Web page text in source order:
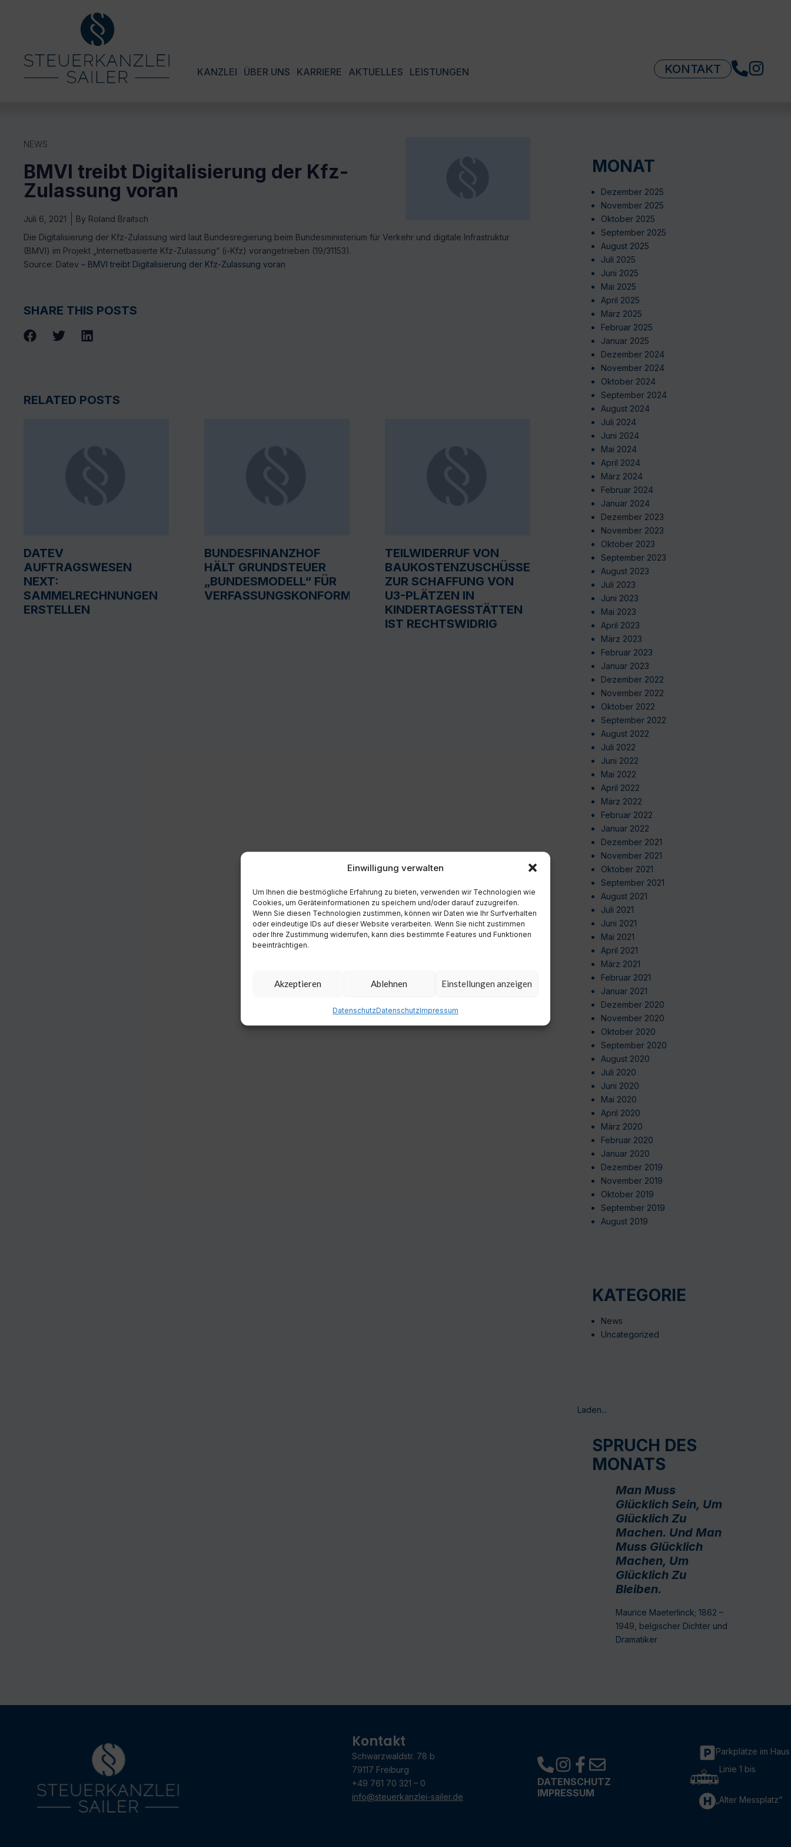
Einwilligung verwalten
Um Ihnen die bestmögliche Erfahrung zu bieten, verwenden wir Technologien wie
Cookies, um Geräteinformationen zu speichern und/oder darauf zuzugreifen.
Wenn Sie diesen Technologien zustimmen, können wir Daten wie Ihr Surfverhalten
oder eindeutige IDs auf dieser Website verarbeiten. Wenn Sie nicht zustimmen
oder Ihre Zustimmung widerrufen, kann dies bestimmte Features und Funktionen
beeinträchtigen.
Akzeptieren Ablehnen Einstellungen anzeigen
DatenschutzDatenschutzImpressum
KANZLEI ÜBER UNS KARRIERE AKTUELLES LEISTUNGEN KONTAKT
NEWS
BMVI treibt Digitalisierung der Kfz-
Zulassung voran
Juli 6, 2021 By Roland Braitsch
Die Digitalisierung der Kfz-Zulassung wird laut Bundesregierung beim Bundesministerium für Verkehr und digitale Infrastruktur
(BMVI) im Projekt „Internetbasierte Kfz-Zulassung“ (i-Kfz) vorangetrieben (19/31153).
Source: Datev – BMVI treibt Digitalisierung der Kfz-Zulassung voran
SHARE THIS POSTS
RELATED POSTS
DATEV
AUFTRAGSWESEN
NEXT:
SAMMELRECHNUNGEN
ERSTELLEN
BUNDESFINANZHOF
HÄLT GRUNDSTEUER
„BUNDESMODELL“ FÜR
VERFASSUNGSKONFORM
TEILWIDERRUF VON
BAUKOSTENZUSCHÜSSEN
ZUR SCHAFFUNG VON
U3-PLÄTZEN IN
KINDERTAGESSTÄTTEN
IST RECHTSWIDRIG
MONAT
Dezember 2025
November 2025
Oktober 2025
September 2025
August 2025
Juli 2025
Juni 2025
Mai 2025
April 2025
März 2025
Februar 2025
Januar 2025
Dezember 2024
November 2024
Oktober 2024
September 2024
August 2024
Juli 2024
Juni 2024
Mai 2024
April 2024
März 2024
Februar 2024
Januar 2024
Dezember 2023
November 2023
Oktober 2023
September 2023
August 2023
Juli 2023
Juni 2023
Mai 2023
April 2023
März 2023
Februar 2023
Januar 2023
Dezember 2022
November 2022
Oktober 2022
September 2022
August 2022
Juli 2022
Juni 2022
Mai 2022
April 2022
März 2022
Februar 2022
Januar 2022
Dezember 2021
November 2021
Oktober 2021
September 2021
August 2021
Juli 2021
Juni 2021
Mai 2021
April 2021
März 2021
Februar 2021
Januar 2021
Dezember 2020
November 2020
Oktober 2020
September 2020
August 2020
Juli 2020
Juni 2020
Mai 2020
April 2020
März 2020
Februar 2020
Januar 2020
Dezember 2019
November 2019
Oktober 2019
September 2019
August 2019
KATEGORIE
News
Uncategorized
Laden...
SPRUCH DES
MONATS
Man Muss
Glücklich Sein, Um
Glücklich Zu
Machen. Und Man
Muss Glücklich
Machen, Um
Glücklich Zu
Bleiben.
Maurice Maeterlinck; 1862 –
1949, belgischer Dichter und
Dramatiker
Kontakt
Schwarzwaldstr. 78 b
79117 Freiburg
+49 761 70 321 – 0
info@steuerkanzlei-sailer.de
DATENSCHUTZ
IMPRESSUM
Parkplätze im Haus
Linie 1 bis
„Alter Messplatz“